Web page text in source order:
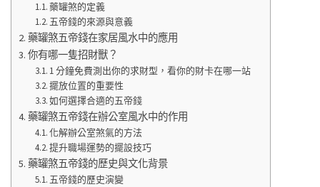
藥罐煞的定義
五帝錢的來源與意義
藥罐煞五帝錢在家居風水中的應用
你有哪一隻招財獸？
1 分鐘免費測出你的求財型，看你的財卡在哪一站
擺放位置的重要性
如何選擇合適的五帝錢
藥罐煞五帝錢在辦公室風水中的作用
化解辦公室煞氣的方法
提升職場運勢的擺設技巧
藥罐煞五帝錢的歷史與文化背景
五帝錢的歷史演變